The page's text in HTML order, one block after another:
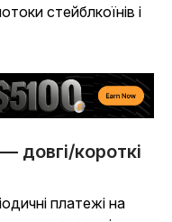
стейблкоїнів і
довгі/короткі
платежі на